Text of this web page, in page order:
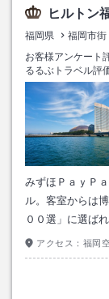
ヒルトン
福岡県 福岡市街
お客様アンケート
るるぶトラベル評
みずほＰａｙＰ
ル。客室からは
００選」に選ば
アクセス： 福岡